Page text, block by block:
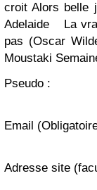
croit Alors belle
Adelaide La
pas (Oscar
Moustaki
Pseudo :
Email
Adresse site